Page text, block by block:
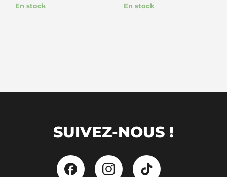
En stock En stock
SUIVEZ-NOUS !